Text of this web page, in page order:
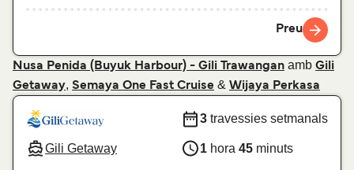
Preu
Nusa Penida (Buyuk Harbour) - Gili Trawangan amb Gili
Getaway, Semaya One Fast Cruise & Wijaya Perkasa
Gili Getaway
3 travessies setmanals
1 hora 45 minuts